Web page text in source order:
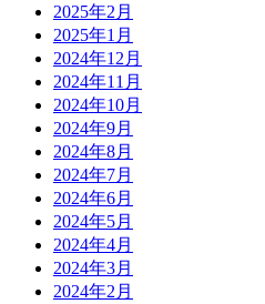
2025年2月
2025年1月
2024年12月
2024年11月
2024年10月
2024年9月
2024年8月
2024年7月
2024年6月
2024年5月
2024年4月
2024年3月
2024年2月